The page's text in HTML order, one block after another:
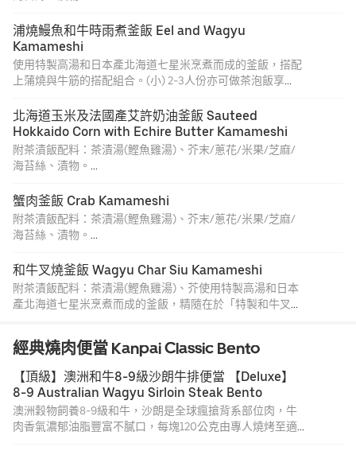
福岡明太子, 是以鱈魚卵加鹽醃漬而成, 黃線狹鱈是一種鱈魚
類, 在韓國被稱為「明太魚」, 傳到日本後也延用這個名稱, 魚
卵就被稱為「明太子」。2 至 3 人份亦可做茶泡飯享用。
浦燒鰻魚和牛時雨煮釜飯 Eel and Wagyu
Kamameshi
使用特製高湯和日本產北海道七星米烹煮而成的釜飯，搭配
上蒲燒與牛筋的搭配組合。(小) 2-3人份亦可做茶泡飯享
特別提醒: 可能有魚刺，請小心食用。
北海道玉米及法國產艾許奶油釜飯 Sauteed
Hokkaido Corn with Echire Butter Kamameshi
附茶漬飯配料：茶漬湯(鰹魚雞湯)、芥末/蔥花/米果/芝麻/
海苔絲、漬物。
著奶油界的 LV 之稱。 香甜可口的北海道玉米和北海道產七
星米烹煮而成, 不只小朋友連大人也讚不絕口的釜飯。2 至 3
人份亦可做茶泡飯享用。
蟹肉釜飯 Crab Kamameshi
附茶漬飯配料：茶漬湯(鰹魚雞湯)、芥末/蔥花/米果/芝麻/
海苔絲、漬物。
松葉蟹和吻仔魚的搭配組合。2 至 3 人份亦可做茶泡飯享
用。
和牛叉燒釜飯 Wagyu Char Siu Kamameshi
附茶漬飯配料：茶漬湯(鰹魚雞湯)、芥使用特製高湯和日本
產北海道七星米烹煮而成的釜飯，精隨在於「特製和牛叉燒
經典燒肉便當 Kanpai Classic Bento
【頂級】澳洲和牛8-9級沙朗牛排便當 【Deluxe】
8-9 Australian Wagyu Sirloin Steak Bento
澳洲穀物飼養8-9級和牛，沙朗是全球瘋搶背系部位肉，牛
肉香氣濃郁油脂豐富不膩口，每塊120公克由專人燒烤至適